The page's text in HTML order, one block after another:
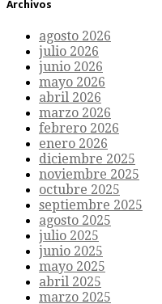
Archivos
agosto 2026
julio 2026
junio 2026
mayo 2026
abril 2026
marzo 2026
febrero 2026
enero 2026
diciembre 2025
noviembre 2025
octubre 2025
septiembre 2025
agosto 2025
julio 2025
junio 2025
mayo 2025
abril 2025
marzo 2025